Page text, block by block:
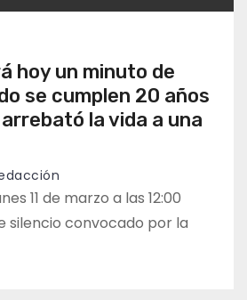
hoy un minuto de
se cumplen 20 años
la vida a una
11 de marzo a las 12:00
silencio convocado por la